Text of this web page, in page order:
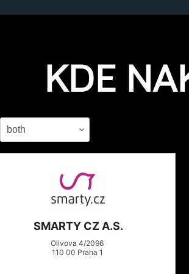
KDE
SMARTY CZ A.S.
Olivova 4/2096
110 00 Praha 1